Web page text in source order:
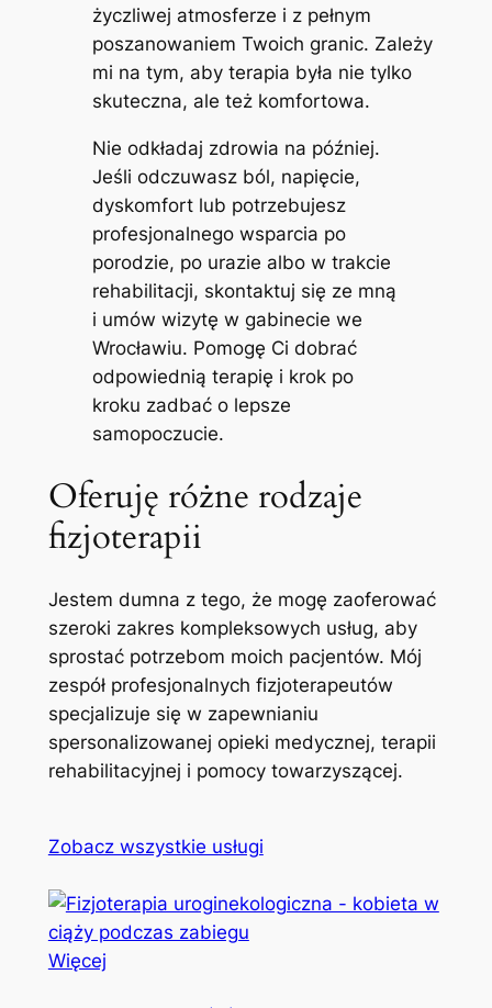
życzliwej atmosferze i z pełnym
poszanowaniem Twoich granic. Zależy
mi na tym, aby terapia była nie tylko
skuteczna, ale też komfortowa.
Nie odkładaj zdrowia na później.
Jeśli odczuwasz ból, napięcie,
dyskomfort lub potrzebujesz
profesjonalnego wsparcia po
porodzie, po urazie albo w trakcie
rehabilitacji, skontaktuj się ze mną
i umów wizytę w gabinecie we
Wrocławiu. Pomogę Ci dobrać
odpowiednią terapię i krok po
kroku zadbać o lepsze
samopoczucie.
Oferuję różne rodzaje
fizjoterapii
Jestem dumna z tego, że mogę zaoferować
szeroki zakres kompleksowych usług, aby
sprostać potrzebom moich pacjentów. Mój
zespół profesjonalnych fizjoterapeutów
specjalizuje się w zapewnianiu
spersonalizowanej opieki medycznej, terapii
rehabilitacyjnej i pomocy towarzyszącej.
Zobacz wszystkie usługi
Więcej